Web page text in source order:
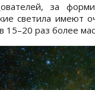
за
светила имеют
15–20 раз более